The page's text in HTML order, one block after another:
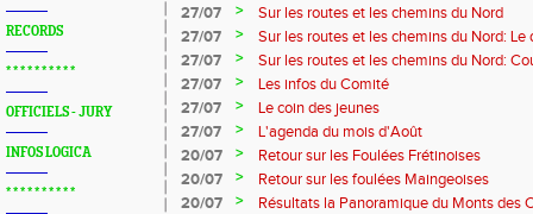
RECORDS
* * * * * * * * * *
OFFICIELS - JURY
INFOS LOGICA
* * * * * * * * * *
27/07
>
Sur les routes et les chemins du Nord
27/07
>
Sur les routes et les chemins du Nord:
27/07
>
Sur les routes et les chemins du Nord:
Marque
27/07 >
Les infos du Comité
27/07
>
Le coin des jeunes
27/07
>
L'agenda du mois d'Août
20/07
>
Retour sur les Foulées Frétinoises
20/07
>
Retour sur les foulées Maingeoises
20/07
>
Résultats la Panoramique du Monts des